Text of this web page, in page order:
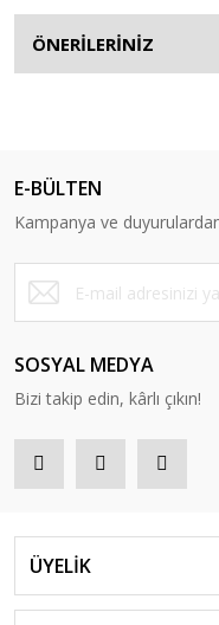
ÖNERİLERİNİZ
E-BÜLTEN
Kampanya ve
SOSYAL MEDYA
Bizi takip edin, kârlı çıkın!
ÜYELİK